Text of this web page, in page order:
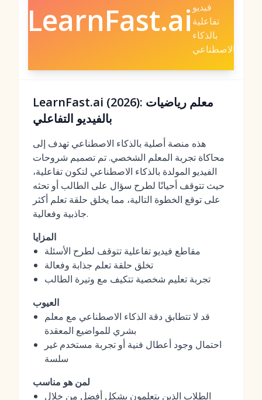
LearnFast.aiفيديو
تفاعلية
بالذكاء
الاصطناعي
LearnFast.ai (2026): معلم رياضيات
بالفيديو التفاعلي
هذه منصة أصلية بالذكاء الاصطناعي تهدف إلى
محاكاة تجربة المعلم الشخصي. تم تصميم شروحات
الفيديو المولدة بالذكاء الاصطناعي لتكون تفاعلية،
حيث تتوقف أحيانًا لطرح سؤال على الطالب أو تحثه
على توقع الخطوة التالية، مما يخلق حلقة تعلم أكثر
جاذبية وفعالية.
المزايا
مقاطع فيديو تفاعلية تتوقف لطرح الأسئلة
تخلق حلقة تعلم جذابة وفعالة
تجربة تعليم شخصية تتكيف مع وتيرة الطالب
العيوب
قد لا تتطابق دقة الذكاء الاصطناعي مع معلم
بشري للمواضيع المعقدة
احتمال وجود أعطال فنية أو تجربة مستخدم غير
سلسة
لمن هو مناسب
الطلاب الذين يتعلمون بشكل أفضل من خلال